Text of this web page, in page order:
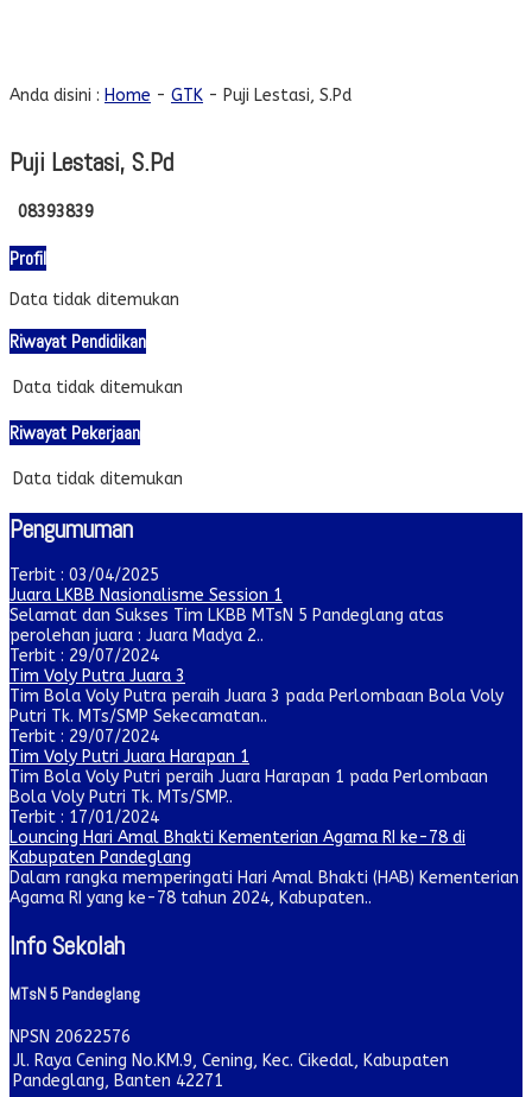
Anda disini : Home - GTK - Puji Lestasi, S.Pd
Puji Lestasi, S.Pd
08393839
Profil
Data tidak ditemukan
Riwayat Pendidikan
Data tidak ditemukan
Riwayat Pekerjaan
Data tidak ditemukan
Pengumuman
Terbit : 03/04/2025
Juara LKBB Nasionalisme Session 1
Selamat dan Sukses Tim LKBB MTsN 5 Pandeglang atas
perolehan juara : Juara Madya 2..
Terbit : 29/07/2024
Tim Voly Putra Juara 3
Tim Bola Voly Putra peraih Juara 3 pada Perlombaan Bola Voly
Putri Tk. MTs/SMP Sekecamatan..
Terbit : 29/07/2024
Tim Voly Putri Juara Harapan 1
Tim Bola Voly Putri peraih Juara Harapan 1 pada Perlombaan
Bola Voly Putri Tk. MTs/SMP..
Terbit : 17/01/2024
Louncing Hari Amal Bhakti Kementerian Agama RI ke-78 di
Kabupaten Pandeglang
Dalam rangka memperingati Hari Amal Bhakti (HAB) Kementerian
Agama RI yang ke-78 tahun 2024, Kabupaten..
Info Sekolah
MTsN 5 Pandeglang
NPSN 20622576
Jl. Raya Cening No.KM.9, Cening, Kec. Cikedal, Kabupaten
Pandeglang, Banten 42271